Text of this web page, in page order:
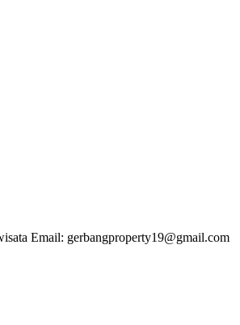
Email: gerbangproperty19@gmail.com